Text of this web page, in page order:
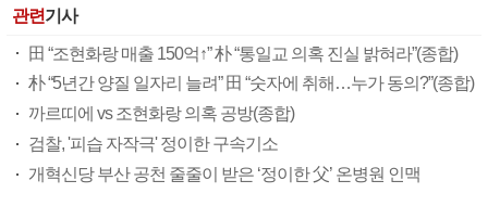
관련기사
田 “조현화랑 매출 150억↑” 朴 “통일교 의혹 진실 밝혀라”(종합)
朴 “5년간 양질 일자리 늘려” 田 “숫자에 취해…누가 동의?”(종합)
까르띠에 vs 조현화랑 의혹 공방(종합)
검찰, '피습 자작극' 정이한 구속기소
개혁신당 부산 공천 줄줄이 받은 ‘정이한 父’ 온병원 인맥